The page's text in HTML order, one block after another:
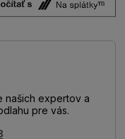
našich expertov a
pre vás.